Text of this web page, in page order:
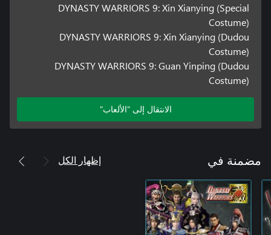
DYNASTY WARRIORS 9: Xin Xianying (Special
Costume)
DYNASTY WARRIORS 9: Xin Xianying (Dudou
Costume)
DYNASTY WARRIORS 9: Guan Yinping (Dudou
Costume)
الانتقال إلى "الألعاب"
مضمنة في إظهار الكل